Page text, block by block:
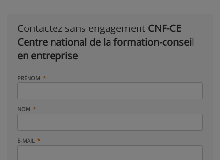
Contactez sans engagement CNF-CE
Centre national de la formation-conseil
en entreprise
PRÉNOM
NOM
E-MAIL